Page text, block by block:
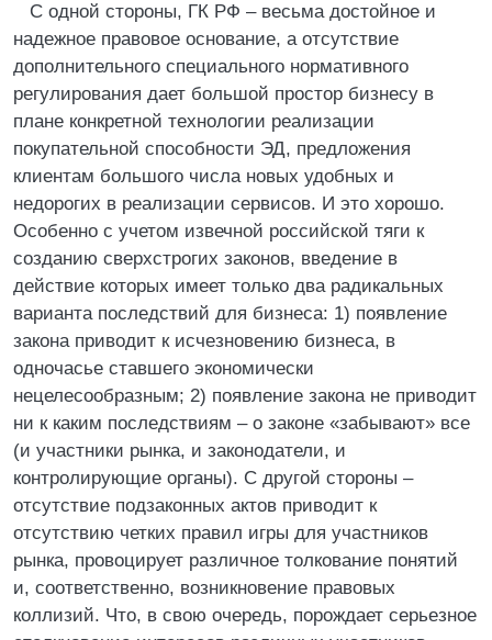
С одной стороны, ГК РФ – весьма достойное и
надежное правовое основание, а отсутствие
дополнительного специального нормативного
регулирования дает большой простор бизнесу в
плане конкретной технологии реализации
покупательной способности ЭД, предложения
клиентам большого числа новых удобных и
недорогих в реализации сервисов. И это хорошо.
Особенно с учетом извечной российской тяги к
созданию сверхстрогих законов, введение в
действие которых имеет только два радикальных
варианта последствий для бизнеса: 1) появление
закона приводит к исчезновению бизнеса, в
одночасье ставшего экономически
нецелесообразным; 2) появление закона не приводит
ни к каким последствиям – о законе «забывают» все
(и участники рынка, и законодатели, и
контролирующие органы). С другой стороны –
отсутствие подзаконных актов приводит к
отсутствию четких правил игры для участников
рынка, провоцирует различное толкование понятий
и, соответственно, возникновение правовых
коллизий. Что, в свою очередь, порождает серьезное